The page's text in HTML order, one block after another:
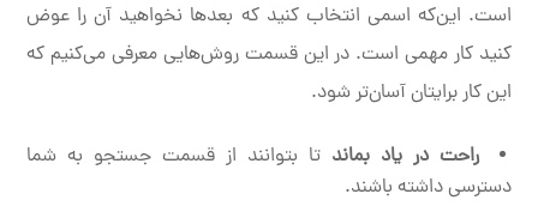
است. این‌که اسمی انتخاب کنید که بعدها نخواهید آن را عوض
کنید کار مهمی است. در این قسمت روش‌هایی معرفی می‌کنیم که
این کار برایتان آسان‌تر شود.
راحت در یاد بماند تا بتوانند از قسمت جستجو به شما
دسترسی داشته باشند.